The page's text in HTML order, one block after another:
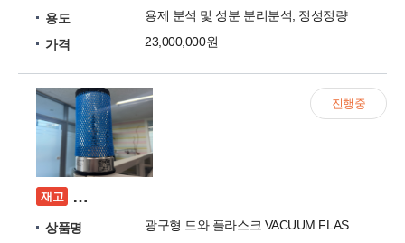
용도
용제 분석 및 성분 분리분석, 정성정량
가격
23,000,000원
재고 광구형 드와 플라스크 VACUUM FLASK
상품명
광구형 드와 플라스크 VACUUM FLASK DEWAR POPE
진행중